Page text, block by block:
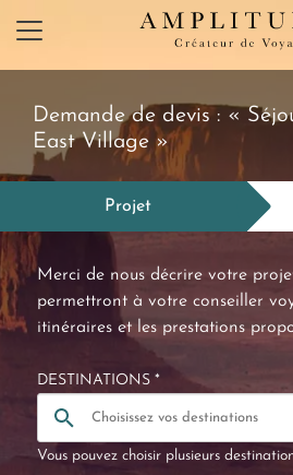
×
Demande de devis : «
East Village »
Projet
Merci de nous décrire votre
permettront à votre conseiller
itinéraires et les prestations
DESTINATIONS *
Vous pouvez choisir plusieurs